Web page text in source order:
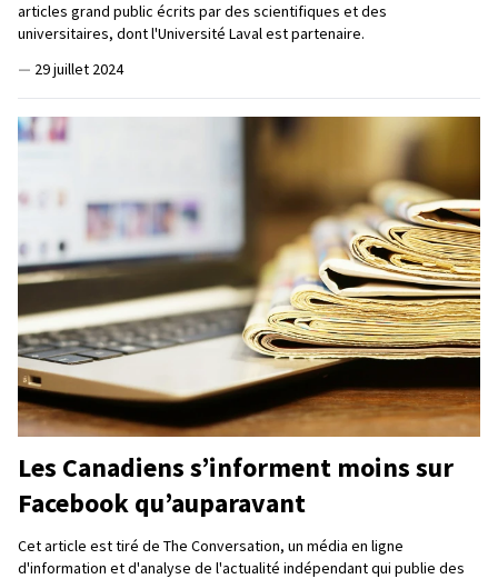
articles grand public écrits par des scientifiques et des
universitaires, dont l'Université Laval est partenaire.
— 29 juillet 2024
Les Canadiens s’informent moins sur
Facebook qu’auparavant
Cet article est tiré de The Conversation, un média en ligne
d'information et d'analyse de l'actualité indépendant qui publie des